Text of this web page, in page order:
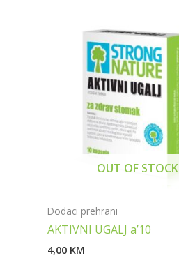
OUT OF STOCK
Dodaci prehrani
AKTIVNI UGALJ a’10
4,00 KM